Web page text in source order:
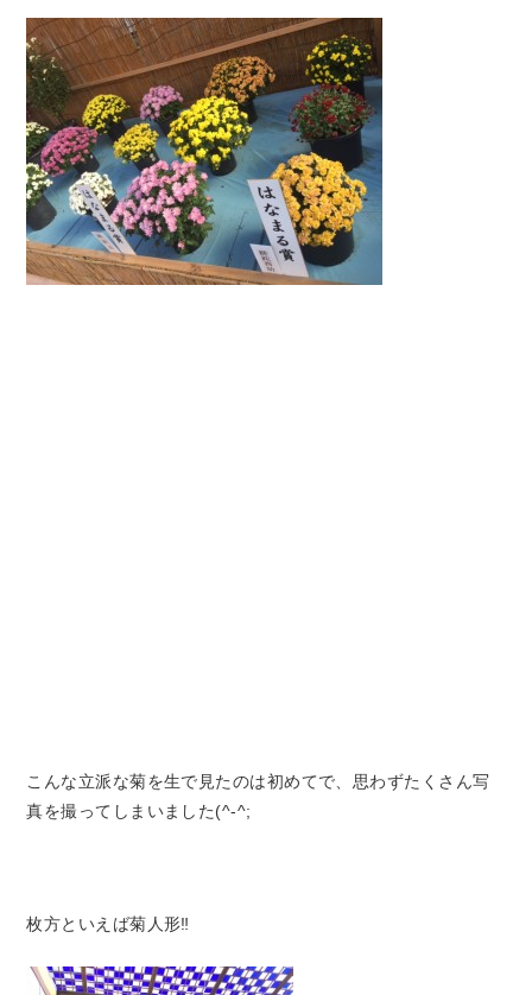
こんな立派な菊を生で見たのは初めてで、思わずたくさん写
真を撮ってしまいました(^-^;
枚方といえば菊人形‼︎